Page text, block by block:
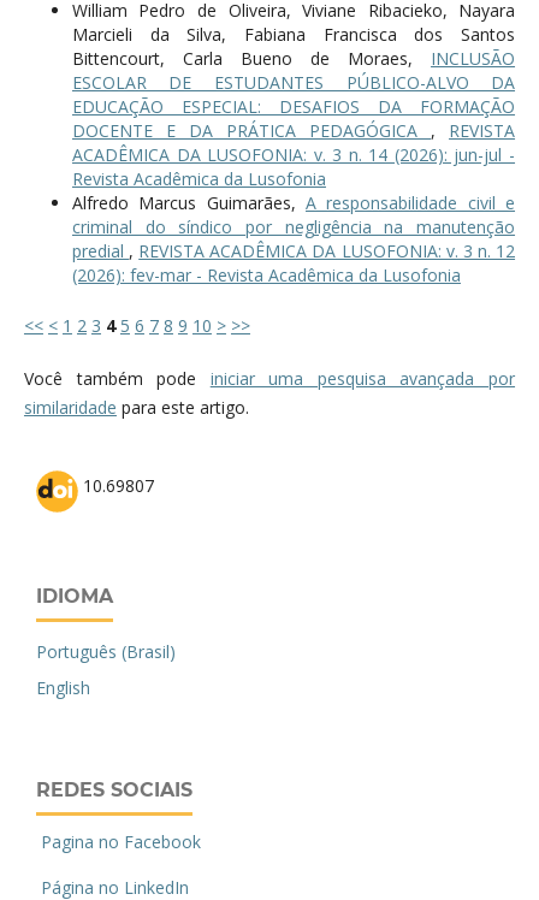
William Pedro de Oliveira, Viviane Ribacieko, Nayara
Marcieli da Silva, Fabiana Francisca dos Santos
Bittencourt, Carla Bueno de Moraes, INCLUSÃO
ESCOLAR DE ESTUDANTES PÚBLICO-ALVO DA
EDUCAÇÃO ESPECIAL: DESAFIOS DA FORMAÇÃO
DOCENTE E DA PRÁTICA PEDAGÓGICA , REVISTA
ACADÊMICA DA LUSOFONIA: v. 3 n. 14 (2026): jun-jul -
Revista Acadêmica da Lusofonia
Alfredo Marcus Guimarães, A responsabilidade civil e
criminal do síndico por negligência na manutenção
predial , REVISTA ACADÊMICA DA LUSOFONIA: v. 3 n. 12
(2026): fev-mar - Revista Acadêmica da Lusofonia
<< < 1 2 3 4 5 6 7 8 9 10 > >>
Você também pode iniciar uma pesquisa avançada por
similaridade para este artigo.
10.69807
IDIOMA
Português (Brasil)
English
REDES SOCIAIS
Pagina no Facebook
Página no LinkedIn